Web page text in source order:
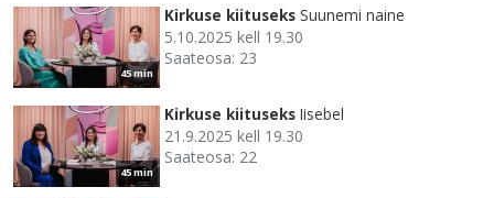
45 min
Kirkuse kiituseks Suunemi naine
5.10.2025 kell 19.30
Saateosa: 23
45 min
Kirkuse kiituseks Iisebel
21.9.2025 kell 19.30
Saateosa: 22